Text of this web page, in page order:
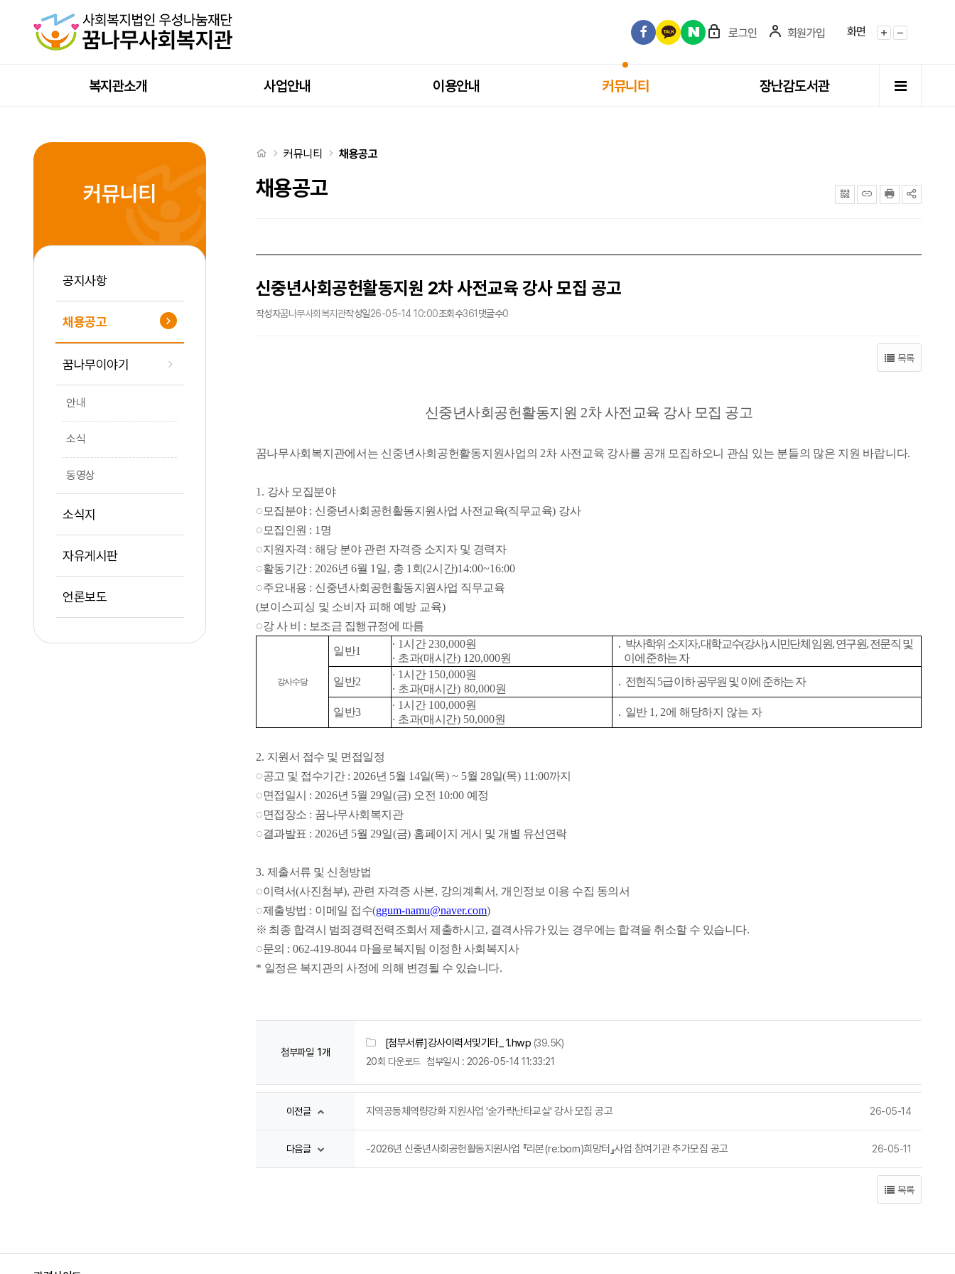
로그인
회원가입
화면
화면확대화면축소
복지관소개 사업안내 이용안내 커뮤니티 장난감도서관 전체메
처음으로
커뮤니티 채용공고
채용공고 QRcode주소복사프린터
신중년사회공헌활동지원 2차 사전교육 강사 모집 공고
작성자꿈나무사회복지관작성일26-05-14 10:00조회수361 댓글수0
목록
신중년사회공헌활동지원 2차 사전교육 강사 모집 공고
꿈나무사회복지관에서는 신중년사회공헌활동지원사업의 2차 사전교육 강사를 공개 모집하오니 관심 있는 분들의 많은 지원 바랍니다.
1. 강사 모집분야
◌ 모집분야 : 신중년사회공헌활동지원사업 사전교육(직무교육) 강사
◌ 모집인원 : 1 명
◌지원자격 : 해당 분야 관련 자격증 소지자 및 경력자
◌활동기간 : 2026년 6월 1 일, 총 1 회(2시간)14:00~16:00
◌주요내용 : 신중년사회공헌활동지원사업 직무교육
(보이스피싱 및 소비자 피해 예방 교육)
◌강 사 비 : 보조금 집행규정에 따름
강사수당
일반1
∙ 1시간 230,000원
∙ 초과(매시간) 120,000원
․ 박사학위 소지자,대학교수(강사),시민단체 임원,연구원,전문직 및
이에 준하는 자
일반2
∙ 1시간 150,000원
∙ 초과(매시간) 80,000원
․ 전현직 5급 이하 공무원 및 이에 준하는 자
일반3
∙ 1시간 100,000원
∙ 초과(매시간) 50,000원
․ 일반 1, 2에 해당하지 않는 자
2. 지원서 접수 및 면접일정
◌공고 및 접수기간 : 2026년 5월 14일(목) ~ 5월 28일(목) 11:00까지
◌면접일시 : 2026년 5월 29일(금) 오전 10:00 예정
◌면접장소 : 꿈나무사회복지관
◌결과발표 : 2026년 5월 29일(금) 홈페이지 게시 및 개별 유선연락
3. 제출서류 및 신청방법
◌이력서(사진첨부), 관련 자격증 사본, 강의계획서, 개인정보 이용 수집 동의서
◌제출방법 : 이메일 접수(ggum-namu@naver.com)
※ 최종 합격시 범죄경력전력조회서 제출하시고, 결격사유가 있는 경우에는 합격을 취소할 수 있습니다.
◌문의 : 062-419-8044 마을로복지팀 이정한 사회복지사
* 일정은 복지관의 사정에 의해 변경될 수 있습니다.
첨부파일 1개
[첨부서류]강사이력서및기타_ 1.hwp (39.5K)
20회 다운로드 첨부일시 : 2026-05-14 11:33:21
이전글 지역공동체역량강화 지원사업 '숟가락난타교실' 강사 모집 공고 26-05-14
다음글 -2026년 신중년사회공헌활동지원사업 『리본(re:born)희망터』사업 참여기관 추가모집 공고 26-05-11
목록
커뮤니티
공지사항
채용공고
꿈나무이야기
안내
소식
동영상
소식지
자유게시판
언론보도